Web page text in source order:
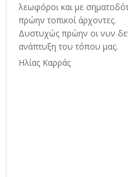
λεωφόροι και με
πρώην τοπικοί άρχοντες.
Δυστυχώς πρώην οι νυν
ανάπτυξη του τόπου μας.
Ηλίας Καρράς